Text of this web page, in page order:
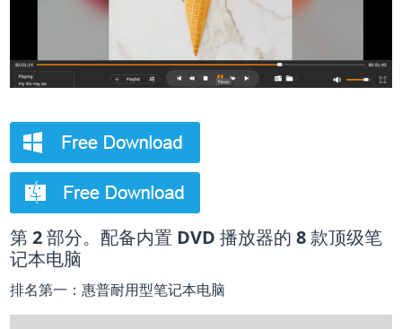
第 2 部分。配备内置 DVD 播放器的 8 款顶级笔
记本电脑
排名第一：惠普耐用型笔记本电脑